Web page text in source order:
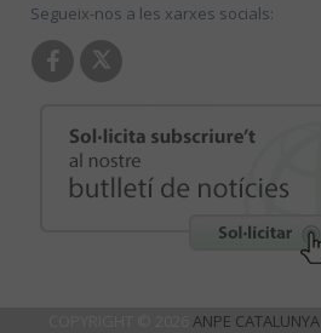
Segueix-nos a les xarxes socials:
ANPE CATALUNYA